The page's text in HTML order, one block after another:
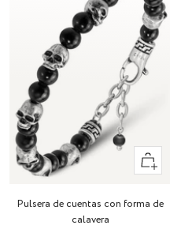
+
Añadir
Pulsera de cuentas con forma de
calavera